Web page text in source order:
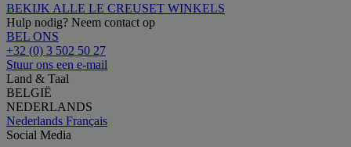
BEKIJK ALLE LE CREUSET WINKELS
Hulp nodig? Neem contact op
BEL ONS
+32 (0) 3 502 50 27
Stuur ons een e-mail
Land & Taal
BELGIË
NEDERLANDS
Nederlands Français
Social Media